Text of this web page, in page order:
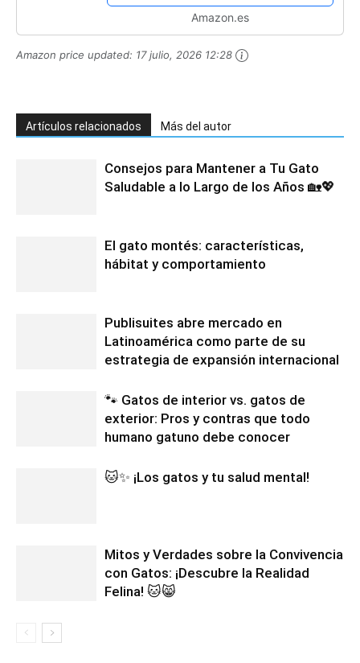
Amazon.es
Amazon price updated: 17 julio, 2026 12:28
Artículos relacionados Más del autor
Consejos para Mantener a Tu Gato
Saludable a lo Largo de los Años 🏡💖
El gato montés: características,
hábitat y comportamiento
Publisuites abre mercado en
Latinoamérica como parte de su
estrategia de expansión internacional
🐾 Gatos de interior vs. gatos de
exterior: Pros y contras que todo
humano gatuno debe conocer
🐱✨ ¡Los gatos y tu salud mental!
Mitos y Verdades sobre la Convivencia
con Gatos: ¡Descubre la Realidad
Felina! 🐱😸